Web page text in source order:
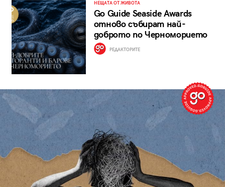
НЕЩАТА ОТ ЖИВОТА
Go Guide Seaside Awards
отново събират най-
доброто по Черноморието
РЕДАКТОРИТЕ